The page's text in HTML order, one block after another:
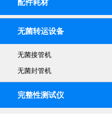
配件耗材
无菌转运设备
无菌接管机
无菌封管机
完整性测试仪